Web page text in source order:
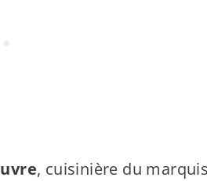
, cuisinière du